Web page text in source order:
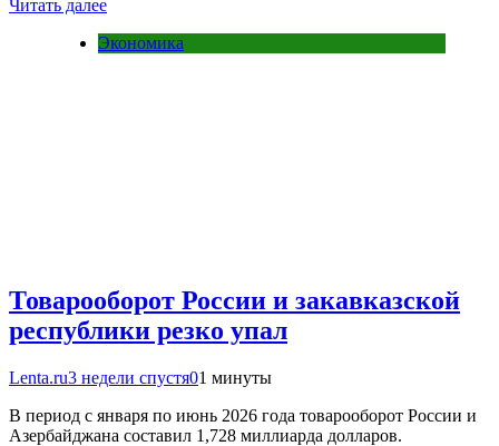
Читать далее
Экономика
Товарооборот России и закавказской
республики резко упал
Lenta.ru3 недели спустя01 минуты
В период с января по июнь 2026 года товарооборот России и
Азербайджана составил 1,728 миллиарда долларов.